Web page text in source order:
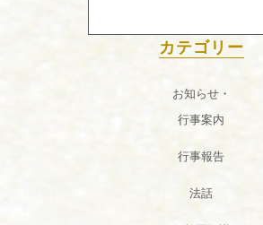
カテゴリー
お知らせ・
行事案内
行事報告
法話